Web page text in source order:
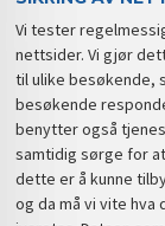
Vi tester
nettsider. Vi gjør
til ulike besøkende,
besøkende
benytter også
samtidig sørge for
dette er å kunne
og da må vi vite